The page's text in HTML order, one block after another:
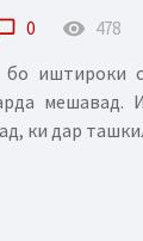
0 remove_red_eye 478
иштироки
ки дар